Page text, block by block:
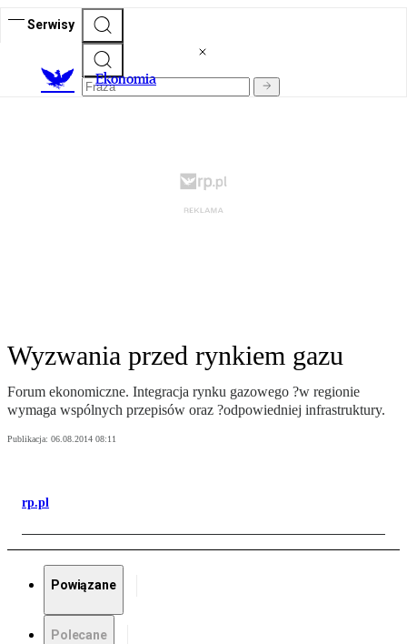
Serwisy
Ekonomia
Wyzwania przed rynkiem gazu
Forum ekonomiczne. Integracja rynku gazowego ?w regionie
wymaga wspólnych przepisów oraz ?odpowiedniej infrastruktury.
Publikacja: 06.08.2014 08:11
rp.pl
Powiązane
Polecane